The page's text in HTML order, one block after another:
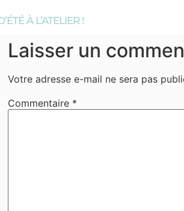
À L’ATELIER !
Laisser un
Votre adresse e-mail ne sera pas
Commentaire *